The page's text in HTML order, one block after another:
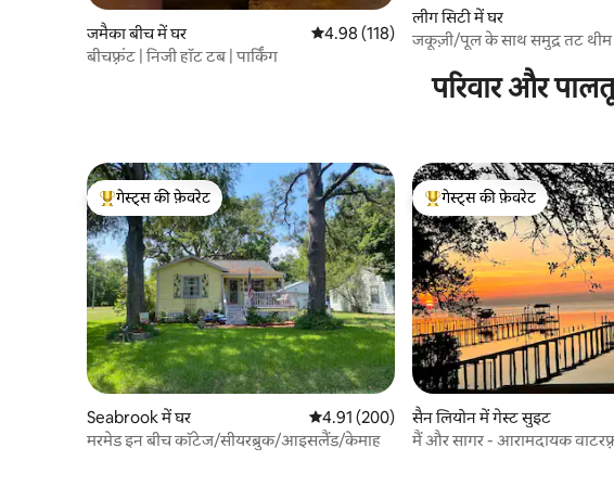
जमैका बीच में घर औसत रेटिंग 5 में से 4.98, 118 समीक्षाएँ
4.98 (118)
बीचफ़्रंट | निजी हॉट टब | पार्किंग
लीग सिटी में घर
जकूज़ी/पूल के साथ समुद्र तट
परिवार और
गेस्ट्स का टॉप फ़ेवरेट
गेस्ट्स की फ़ेवरेट
Seabrook में घर औसत रेटिंग 5 में से 4.91, 200 समीक्षाएँ
4.91 (200)
मरमेड इन बीच कॉटेज/सीयरब्रुक/आइसलैंड/केमाह
गेस्ट्स का टॉप फ़ेवरेट
गेस्ट्स की फ़ेवरेट
सैन लियोन में गेस्ट सुइट
मैं और सागर - आरामदायक